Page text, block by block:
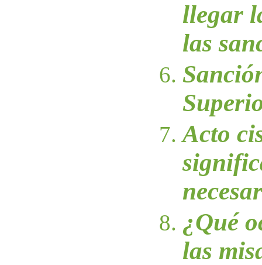
llegar
las
Acto
¿Qué
las